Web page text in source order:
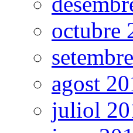
octubre
agost
juliol